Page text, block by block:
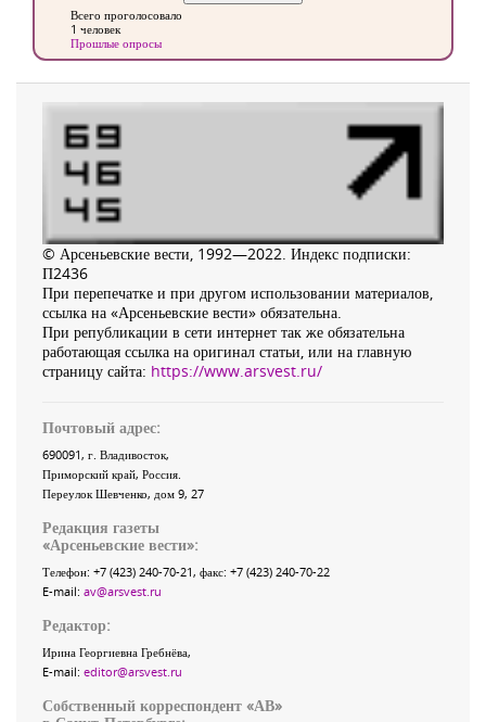
Всего проголосовало
1 человек
Прошлые опросы
© Арсеньевские вести, 1992—2022. Индекс подписки:
П2436
При перепечатке и при другом использовании материалов,
ссылка на «Арсеньевские вести» обязательна.
При републикации в сети интернет так же обязательна
работающая ссылка на оригинал статьи, или на главную
страницу сайта: https://www.arsvest.ru/
Почтовый адрес:
690091, г. Владивосток,
Приморский край, Россия
Переулок Шевченко, дом 9, 27
Редакция газеты
«Арсеньевские вести»:
Телефон: +7 (423) 240-70-21, факс: +7 (423) 240-70-22
E-mail: av@arsvest.ru
Редактор:
Ирина Георгиевна Гребнёва,
E-mail: editor@arsvest.ru
Собственный корреспондент «АВ»